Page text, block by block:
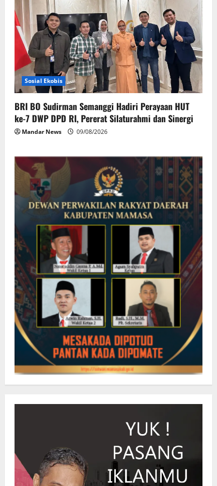
Sosial Ekobis
BRI BO Sudirman Semanggi Hadiri Perayaan HUT
ke-7 DWP DPD RI, Pererat Silaturahmi dan Sinergi
Mandar News 09/08/2026